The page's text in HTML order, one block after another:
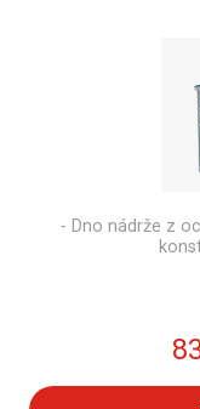
- Dno nádrže z